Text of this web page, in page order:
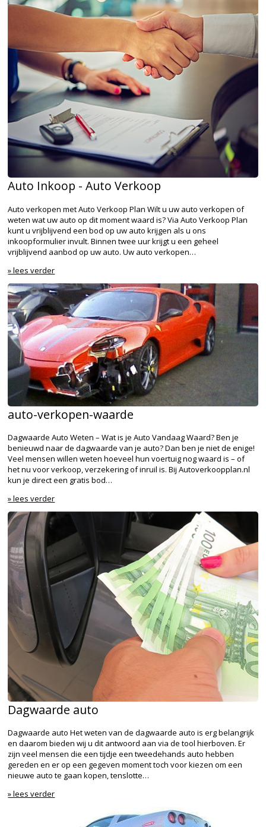
Auto Inkoop - Auto Verkoop
Auto verkopen met Auto Verkoop Plan Wilt u uw auto verkopen of
weten wat uw auto op dit moment waard is? Via Auto Verkoop Plan
kunt u vrijblijvend een bod op uw auto krijgen als u ons
inkoopformulier invult. Binnen twee uur krijgt u een geheel
vrijblijvend aanbod op uw auto. Uw auto verkopen…
» lees verder
auto-verkopen-waarde
Dagwaarde Auto Weten – Wat is je Auto Vandaag Waard? Ben je
benieuwd naar de dagwaarde van je auto? Dan ben je niet de enige!
Veel mensen willen weten hoeveel hun voertuig nog waard is – of
het nu voor verkoop, verzekering of inruil is. Bij Autoverkoopplan.nl
kun je direct een gratis bod…
» lees verder
Dagwaarde auto
Dagwaarde auto Het weten van de dagwaarde auto is erg belangrijk
en daarom bieden wij u dit antwoord aan via de tool hierboven. Er
zijn veel mensen die een tijdje een tweedehands auto hebben
gereden en er op een gegeven moment toch voor kiezen om een
nieuwe auto te gaan kopen, tenslotte…
» lees verder